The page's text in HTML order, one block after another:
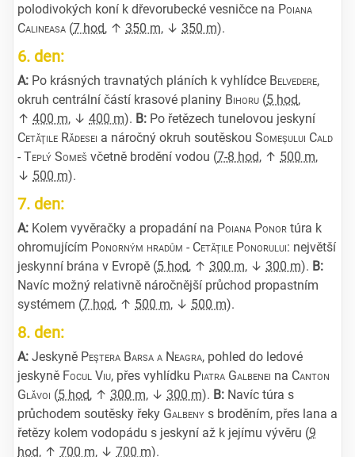
polodivokých koní k dřevorubecké vesničce na Poiana
Calineasa (7 hod, ↑ 350 m, ↓ 350 m).
6. den:
A: Po krásných travnatých pláních k vyhlídce Belvedere,
okruh centrální částí krasové planiny Bihoru (5 hod,
↑ 400 m, ↓ 400 m). B: Po řetězech tunelovou jeskyní
Cetăţile Rădesei a náročný okruh soutěskou Someşului Cald
- Teplý Someš včetně brodění vodou (7-8 hod, ↑ 500 m,
↓ 500 m).
7. den:
A: Kolem vyvěračky a propadání na Poiana Ponor túra k
ohromujícím Ponorným hradům - Cetăţile Ponorului: největší
jeskynní brána v Evropě (5 hod, ↑ 300 m, ↓ 300 m). B:
Navíc možný relativně náročnější průchod propastním
systémem (7 hod, ↑ 500 m, ↓ 500 m).
8. den:
A: Jeskyně Peştera Barsa a Neagra, pohled do ledové
jeskyně Focul Viu, přes vyhlídku Piatra Galbenei na Canton
Glăvoi (5 hod, ↑ 300 m, ↓ 300 m). B: Navíc túra s
průchodem soutěsky řeky Galbeny s broděním, přes lana a
řetězy kolem vodopádu s jeskyní až k jejímu vývěru (9
hod, ↑ 700 m, ↓ 700 m).